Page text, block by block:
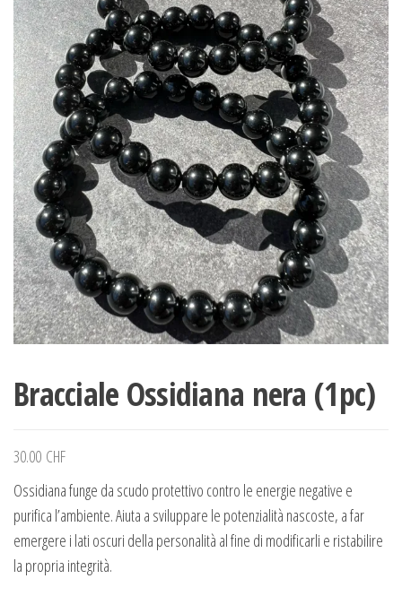
Bracciale Ossidiana nera (1pc)
30.00 CHF
Ossidiana funge da scudo protettivo contro le energie negative e
purifica l’ambiente. Aiuta a sviluppare le potenzialità nascoste, a far
emergere i lati oscuri della personalità al fine di modificarli e ristabilire
la propria integrità.